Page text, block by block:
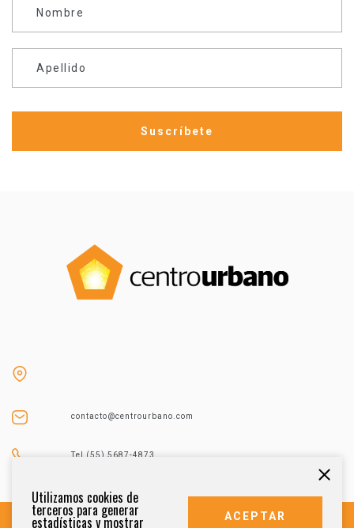
Nombre
Apellido
contacto@centrourbano.com
Tel (55) 5687-4873
Utilizamos cookies de
terceros para generar
estadísticas y mostrar ACEPTAR